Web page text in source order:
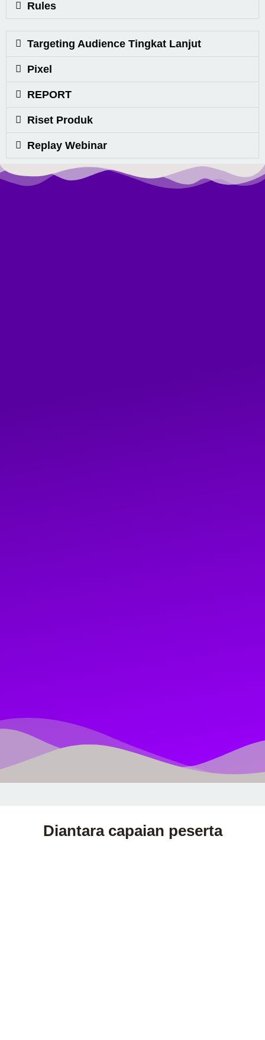
Rules
Targeting Audience Tingkat Lanjut
Pixel
REPORT
Riset Produk
Replay Webinar
Diantara capaian peserta